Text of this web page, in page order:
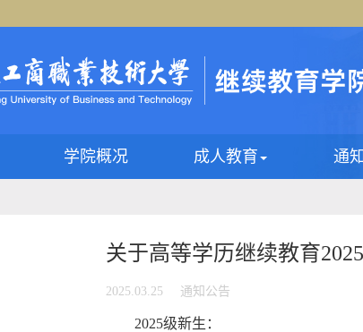
学院概况 成人教育 通
关于高等学历继续教育
2025.03.25 通知公告
2025级新生：